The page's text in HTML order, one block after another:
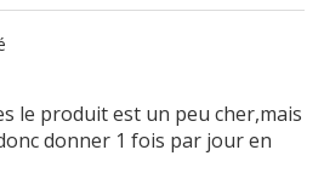
le produit est un peu cher,mais
donner 1 fois par jour en